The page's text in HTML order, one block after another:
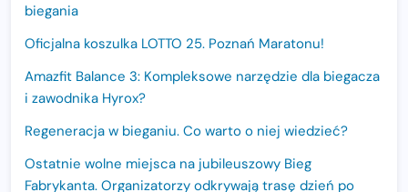
biegania
Oficjalna koszulka LOTTO 25. Poznań Maratonu!
Amazfit Balance 3: Kompleksowe narzędzie dla biegacza
i zawodnika Hyrox?
Regeneracja w bieganiu. Co warto o niej wiedzieć?
Ostatnie wolne miejsca na jubileuszowy Bieg
Fabrykanta. Organizatorzy odkrywają trasę dzień po